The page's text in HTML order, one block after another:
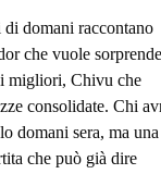
domani raccontano
che vuole
migliori, Chivu che
consolidate. Chi
domani sera, ma una
che può già dire